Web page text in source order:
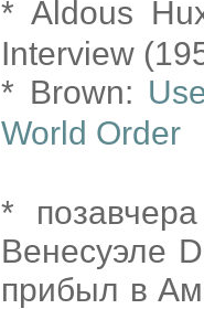
* Aldous
Interview
* Brown:
World Order
*
Венесуэле
прибыл в